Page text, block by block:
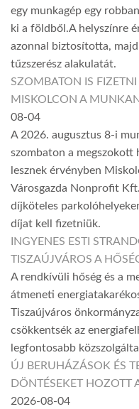
egy munkagép egy
ki a földből.A helyszínre
azonnal biztosította,
tűzszerész alakulatát.
SZOMBATON IS FIZETNI
MISKOLCON A
08-04
A 2026. augusztus 8-i
szombaton a megszokott
lesznek érvényben
Városgazda Nonprofit
díjköteles
díjat kell fizetniük.
INGYENES ESTI
TISZAÚJVÁROS A
A rendkívüli hőség és a
átmeneti
Tiszaújváros
csökkentsék az
legfontosabb
ÚJ BERUHÁZÁSOK ÉS
DÖNTÉSEKET HOZOTT
2026-08-04